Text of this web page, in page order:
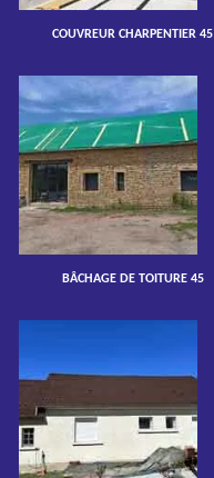
COUVREUR CHARPENTIER 45
BÂCHAGE DE TOITURE 45